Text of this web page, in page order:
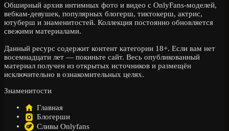
Обширный архив интимных фото и видео с OnlyFans-моделей,
вебкам-девушек, популярных блогерш, тиктокерш, актрис,
ютуберш и знаменитостей. Коллекция постоянно обновляется
свежими материалами.
Данный ресурс содержит контент категории 18+. Если вам нет
восемнадцати лет — покиньте сайт. Весь опубликованный
материал получен из открытых источников и размещён
исключительно в ознакомительных целях.
Знаменитости
Главная
Блогерши
Сливы Onlyfans